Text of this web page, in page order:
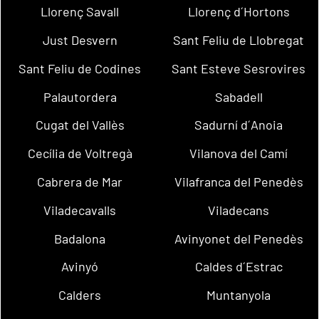
Llorenç Savall
Llorenç d´Hortons
Just Desvern
Sant Feliu de Llobregat
Sant Feliu de Codines
Sant Esteve Sesrovires
Palautordera
Sabadell
Cugat del Vallès
Sadurní d´Anoia
Cecília de Voltregà
Vilanova del Camí
Cabrera de Mar
Vilafranca del Penedès
Viladecavalls
Viladecans
Badalona
Avinyonet del Penedès
Avinyó
Caldes d´Estrac
Calders
Muntanyola